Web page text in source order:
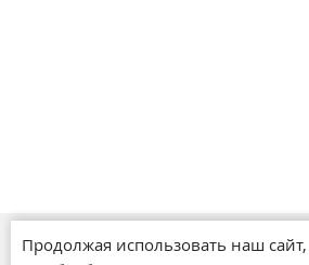
Магазины
Продолжая использовать наш сайт,